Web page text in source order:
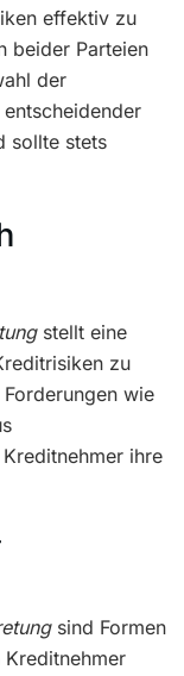
effektiv zu
beider Parteien
der
sollte stets
stellt eine
zu
wie
ihre
sind Formen